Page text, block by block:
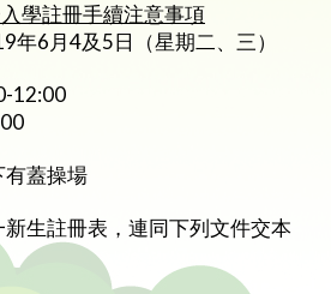
學註冊手續注意事項
年6月4及5日（星期二、三）
12:00
有蓋操場
生註冊表，連同下列文件交本